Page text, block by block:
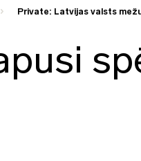
Private: Latvijas valsts